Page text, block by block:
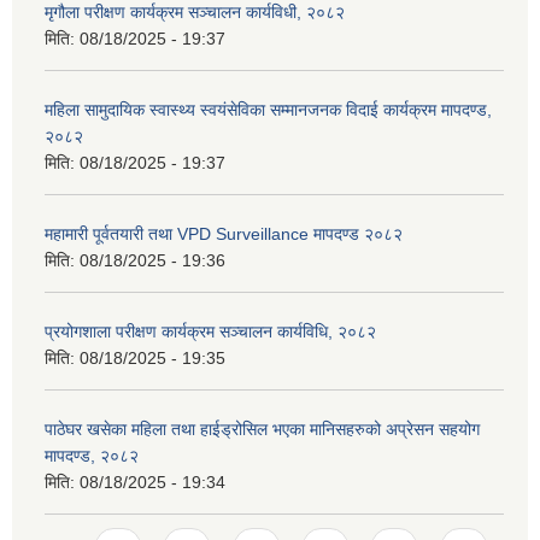
मृगौला परीक्षण कार्यक्रम सञ्चालन कार्यविधी, २०८२
मिति: 08/18/2025 - 19:37
महिला सामुदायिक स्वास्थ्य स्वयंसेविका सम्मानजनक विदाई कार्यक्रम मापदण्ड,
२०८२
मिति: 08/18/2025 - 19:37
महामारी पूर्वतयारी तथा VPD Surveillance मापदण्ड २०८२
मिति: 08/18/2025 - 19:36
प्रयोगशाला परीक्षण कार्यक्रम सञ्चालन कार्यविधि, २०८२
मिति: 08/18/2025 - 19:35
पाठेघर खसेका महिला तथा हाईड्रोसिल भएका मानिसहरुको अप्रेसन सहयोग
मापदण्ड, २०८२
मिति: 08/18/2025 - 19:34